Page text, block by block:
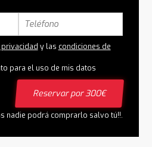
y las condiciones de
para el uso de mis datos
Reservar por 300€
nadie podrá comprarlo salvo tú!!.